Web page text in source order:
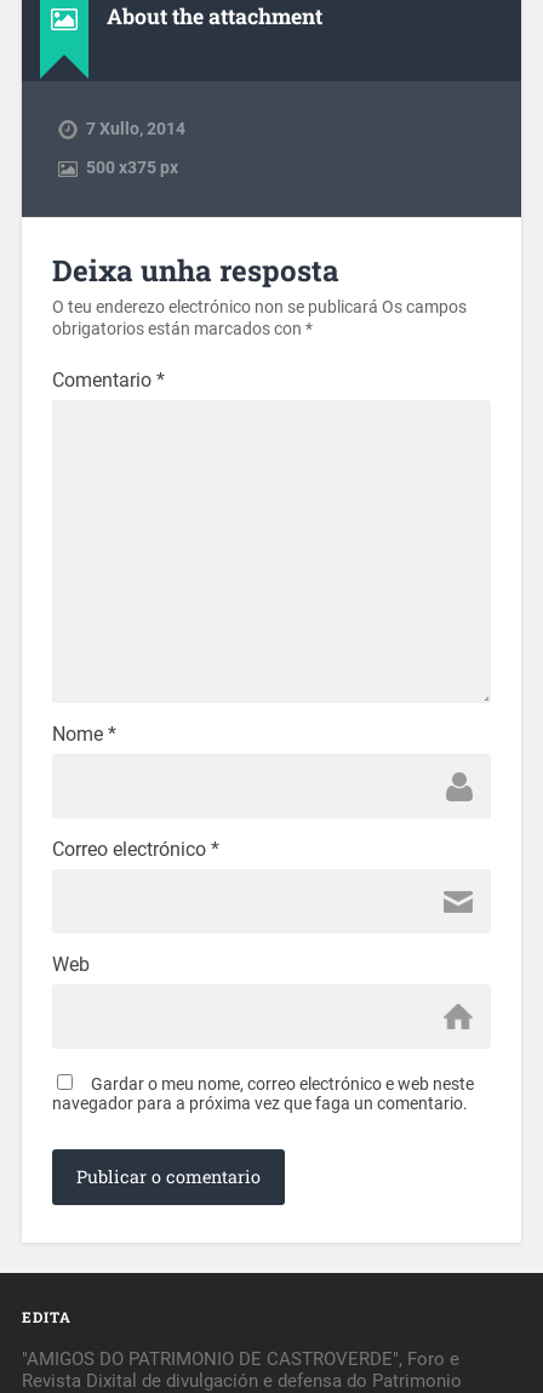
About the attachment
7 Xullo, 2014
500x375 px
Deixa unha resposta
O teu enderezo electrónico non se publicará Os campos
obrigatorios están marcados con *
Comentario *
Nome *
Correo electrónico *
Web
Gardar o meu nome, correo electrónico e web neste
navegador para a próxima vez que faga un comentario.
EDITA
"AMIGOS DO PATRIMONIO DE CASTROVERDE", Foro e
Revista Dixital de divulgación e defensa do Patrimonio